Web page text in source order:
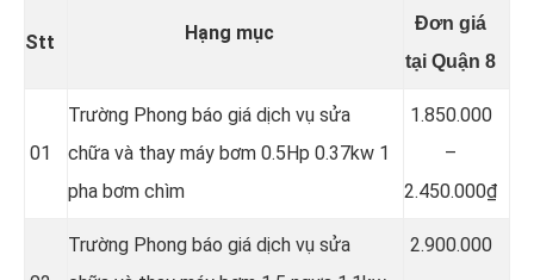
Stt Hạng mục
Đơn giá
tại Quận 8
01
Trường Phong báo giá dịch vụ sửa
chữa và thay máy bơm 0.5Hp 0.37kw 1
pha bơm chìm
1.850.000
–
2.450.000₫
Trường Phong báo giá dịch vụ sửa
2.900.000